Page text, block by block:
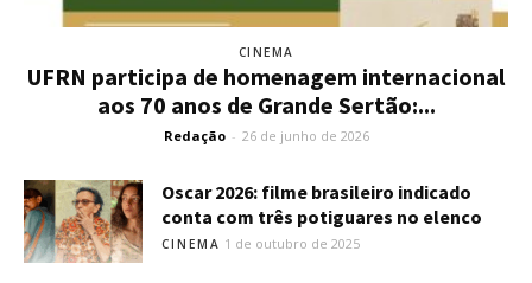
CINEMA
UFRN participa de homenagem internacional
aos 70 anos de Grande Sertão:...
Redação - 26 de junho de 2026
Oscar 2026: filme brasileiro indicado
conta com três potiguares no elenco
CINEMA 1 de outubro de 2025